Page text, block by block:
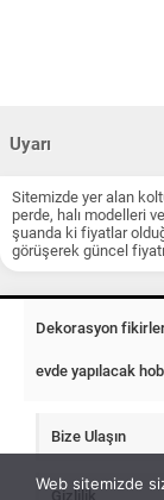
Uyarı
Sitemizde yer alan
perde, halı modelleri
şuanda ki fiyatlar
görüşerek güncel
Dekorasyon
evde yapılacak
Bize Ulaşın
Gizlilik
Web sitemizde